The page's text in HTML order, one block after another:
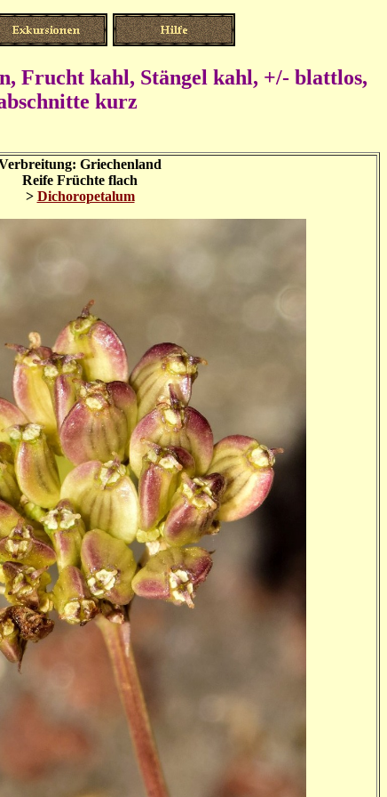
Frucht kahl, Stängel kahl, +/- blattlos,
kurz
Griechenland
Reife Früchte flach
> Dichoropetalum